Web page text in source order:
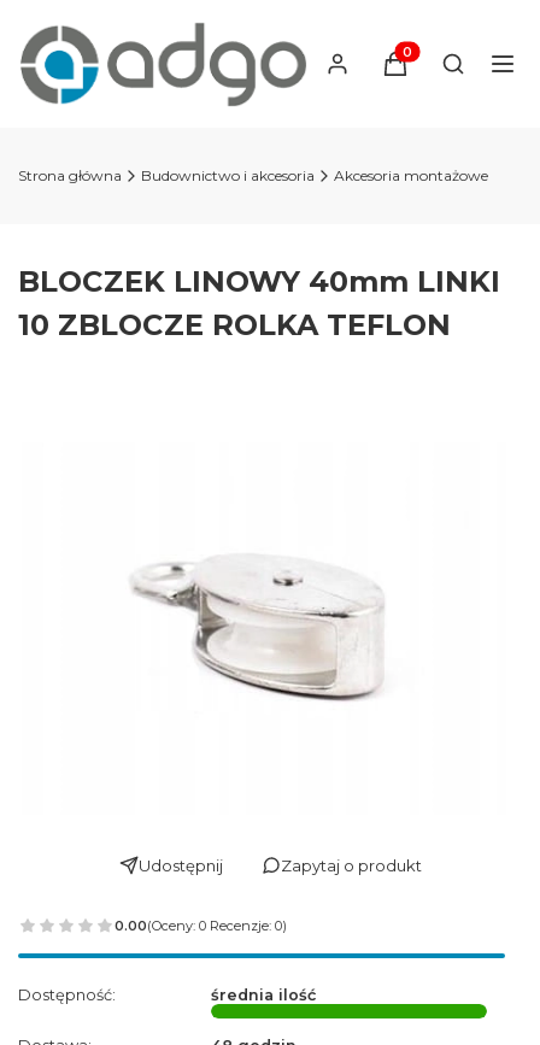
Produkty w
Otwórz
Strona główna Budownictwo i akcesoria Akcesoria montażowe
BLOCZEK LINOWY 40mm LINKI
10 ZBLOCZE ROLKA TEFLON
Udostępnij Zapytaj o produkt
0.00(Oceny: 0 Recenzje: 0)
Dostępność: średnia ilość